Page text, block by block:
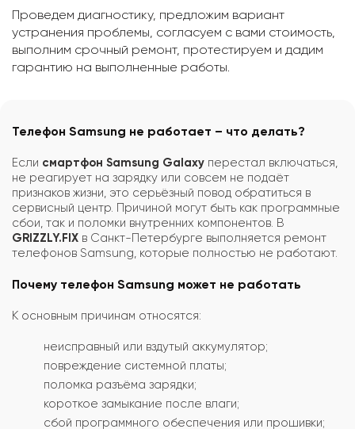
Проведем диагностику, предложим вариант
устранения проблемы, согласуем с вами стоимость,
выполним срочный ремонт, протестируем и дадим
гарантию на выполненные работы.
Телефон Samsung не работает – что делать?
Если смартфон Samsung Galaxy перестал включаться,
не реагирует на зарядку или совсем не подаёт
признаков жизни, это серьёзный повод обратиться в
сервисный центр. Причиной могут быть как программные
сбои, так и поломки внутренних компонентов. В
GRIZZLY.FIX в Санкт-Петербурге выполняется ремонт
телефонов Samsung, которые полностью не работают.
Почему телефон Samsung может не работать
К основным причинам относятся:
неисправный или вздутый аккумулятор;
повреждение системной платы;
поломка разъёма зарядки;
короткое замыкание после влаги;
сбой программного обеспечения или прошивки;